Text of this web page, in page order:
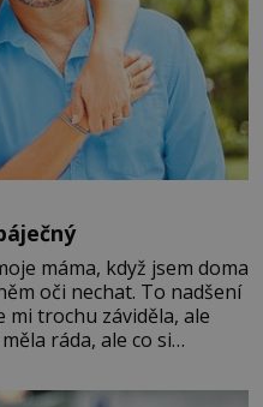
máma, když jsem doma
oči nechat. To nadšení
mi trochu záviděla, ale
ráda, ale co si
jiná doba, když